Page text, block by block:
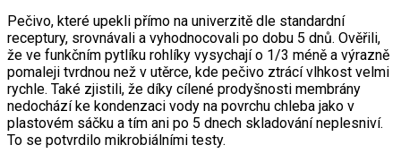
Pečivo, které upekli přímo na univerzitě dle standardní
receptury, srovnávali a vyhodnocovali po dobu 5 dnů. Ověřili,
že ve funkčním pytlíku rohlíky vysychají o 1/3 méně a výrazně
pomaleji tvrdnou než v utěrce, kde pečivo ztrácí vlhkost velmi
rychle. Také zjistili, že díky cílené prodyšnosti membrány
nedochází ke kondenzaci vody na povrchu chleba jako v
plastovém sáčku a tím ani po 5 dnech skladování neplesniví.
To se potvrdilo mikrobiálními testy.